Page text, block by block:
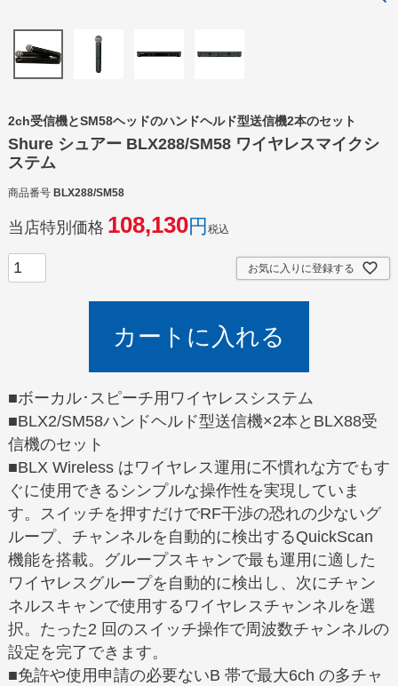
2ch受信機とSM58ヘッドのハンドヘルド型送信機2本のセット
Shure シュアー BLX288/SM58 ワイヤレスマイクシ
ステム
商品番号 BLX288/SM58
当店特別価格 108,130 税込
お気に入りに登録する
カートに入れる
■ボーカル･スピーチ用ワイヤレスシステム
■BLX2/SM58ハンドヘルド型送信機×2本とBLX88受
信機のセット
■BLX Wireless はワイヤレス運用に不慣れな方でもす
ぐに使用できるシンプルな操作性を実現していま
す。スイッチを押すだけでRF干渉の恐れの少ないグ
ループ、チャンネルを自動的に検出するQuickScan
機能を搭載。グループスキャンで最も運用に適した
ワイヤレスグループを自動的に検出し、次にチャン
ネルスキャンで使用するワイヤレスチャンネルを選
択。たった2 回のスイッチ操作で周波数チャンネルの
設定を完了できます。
■免許や使用申請の必要ないB 帯で最大6ch の多チャ